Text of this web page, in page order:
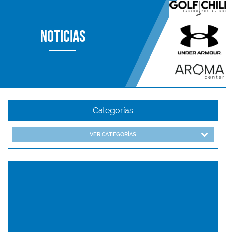
Noticias
Categorías
VER CATEGORÍAS